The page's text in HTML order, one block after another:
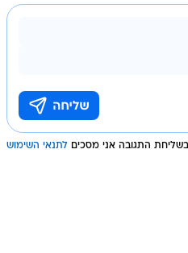
בשליחת התגובה אני מסכים לתנאי השימוש